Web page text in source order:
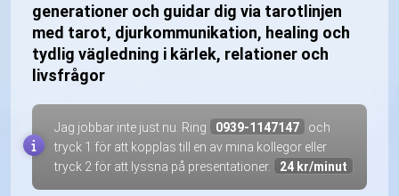
generationer och guidar dig via tarotlinjen
med tarot, djurkommunikation, healing och
tydlig vägledning i kärlek, relationer och
livsfrågor
Jag jobbar inte just nu. Ring 0939-1147147
och
tryck 1 för att kopplas till en av mina kollegor eller
tryck 2 för att lyssna på presentationer.
24 kr/minut